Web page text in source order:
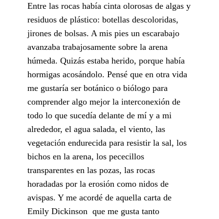
Entre las rocas había cinta olorosas de algas y
residuos de plástico: botellas descoloridas,
jirones de bolsas. A mis pies un escarabajo
avanzaba trabajosamente sobre la arena
húmeda. Quizás estaba herido, porque había
hormigas acosándolo. Pensé que en otra vida
me gustaría ser botánico o biólogo para
comprender algo mejor la interconexión de
todo lo que sucedía delante de mí y a mi
alrededor, el agua salada, el viento, las
vegetación endurecida para resistir la sal, los
bichos en la arena, los pececillos
transparentes en las pozas, las rocas
horadadas por la erosión como nidos de
avispas. Y me acordé de aquella carta de
Emily Dickinson que me gusta tanto